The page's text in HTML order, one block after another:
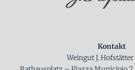
Kontakt
Weingut J.